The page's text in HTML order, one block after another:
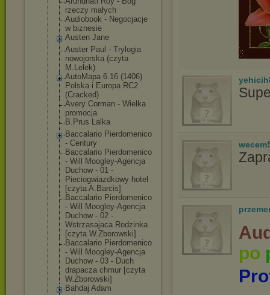
rzeczy małych
Audiobook - Negocjacje
w biznesie
Austen Jane
Auster Paul - Trylogia
nowojorska (czyta
M.Lelek)
AutoMapa 6.16 (1406)
Polska i Europa RC2
(Cracked)
Avery Corman - Wielka
promocja
B.Prus Lalka
Baccalario Pierdomenico
- Century
Baccalario Pierdomenico
- Will Moogley-Agencja
Duchow - 01 -
Pieciogwiazdkowy hotel
[czyta A.Barcis]
Baccalario Pierdomenico
- Will Moogley-Agencja
Duchow - 02 -
Wstrzasajaca Rodzinka
[czyta W.Zborowski]
Baccalario Pierdomenico
- Will Moogley-Agencja
Duchow - 03 - Duch
drapacza chmur [czyta
W.Zborowski]
Bahdaj Adam
po